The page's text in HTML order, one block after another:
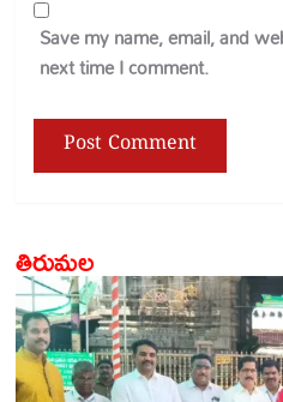
Save my name, email, and
next time I comment.
తిరుమల